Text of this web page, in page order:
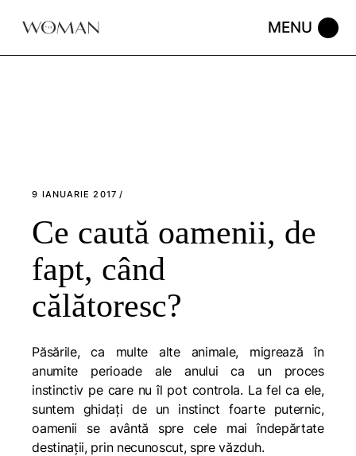
9 IANUARIE 2017
Ce caută oamenii, de
fapt, când
călătoresc?
Păsările, ca multe alte animale, migrează în
anumite perioade ale anului ca un proces
instinctiv pe care nu îl pot controla. La fel ca ele,
suntem ghidați de un instinct foarte puternic,
oamenii se avântă spre cele mai îndepărtate
destinații, prin necunoscut, spre văzduh.